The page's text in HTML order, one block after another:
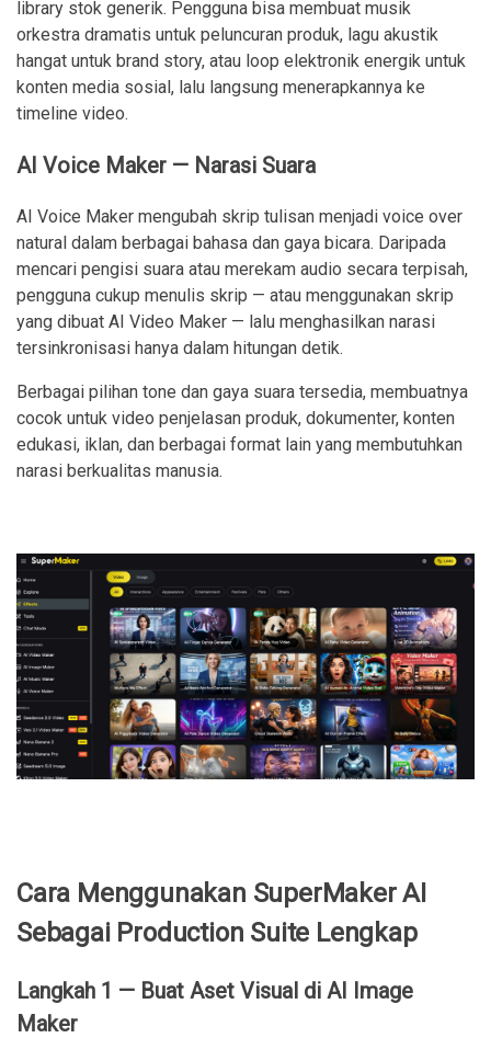
library stok generik. Pengguna bisa membuat musik
orkestra dramatis untuk peluncuran produk, lagu akustik
hangat untuk brand story, atau loop elektronik energik untuk
konten media sosial, lalu langsung menerapkannya ke
timeline video.
AI Voice Maker — Narasi Suara
AI Voice Maker mengubah skrip tulisan menjadi voice over
natural dalam berbagai bahasa dan gaya bicara. Daripada
mencari pengisi suara atau merekam audio secara terpisah,
pengguna cukup menulis skrip — atau menggunakan skrip
yang dibuat AI Video Maker — lalu menghasilkan narasi
tersinkronisasi hanya dalam hitungan detik.
Berbagai pilihan tone dan gaya suara tersedia, membuatnya
cocok untuk video penjelasan produk, dokumenter, konten
edukasi, iklan, dan berbagai format lain yang membutuhkan
narasi berkualitas manusia.
Cara Menggunakan SuperMaker AI
Sebagai Production Suite Lengkap
Langkah 1 — Buat Aset Visual di AI Image
Maker